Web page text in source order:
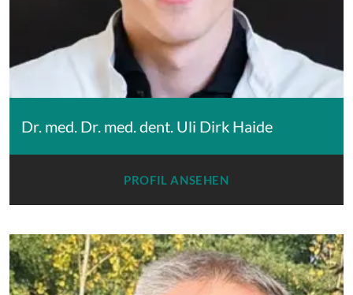
Dr. med. Dr. med. dent. Uli Dirk Haide
PROFIL ANSEHEN